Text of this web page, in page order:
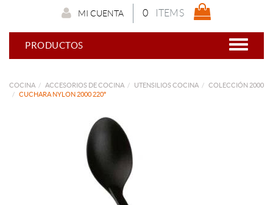
0 ITEMS
MI CUENTA
PRODUCTOS
COCINA ACCESORIOS DE COCINA UTENSILIOS COCINA
COLECCIÓN 2000
CUCHARA NYLON 2000 220º